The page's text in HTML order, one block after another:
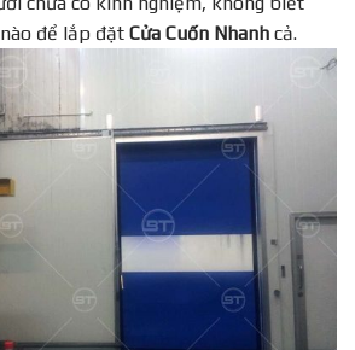
để lắp đặt Cửa Cuốn Nhanh cả.